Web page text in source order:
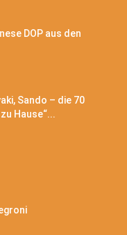
DOP aus den
Sando – die 70
Hause“...